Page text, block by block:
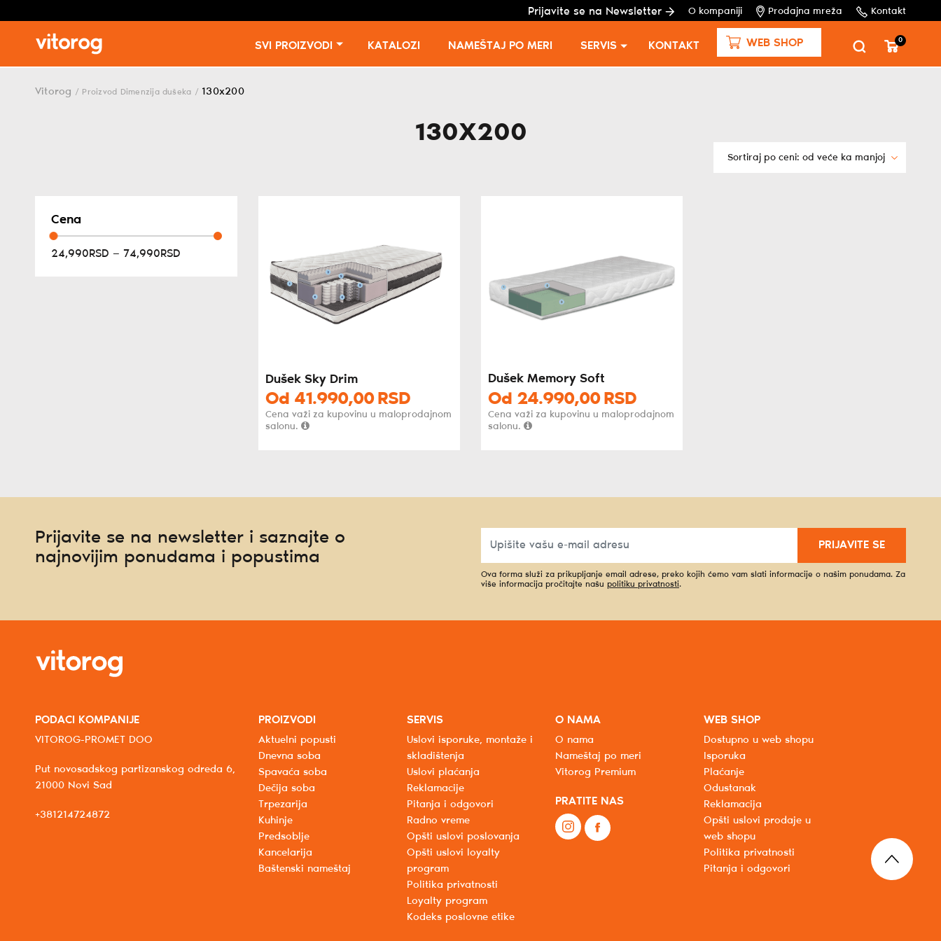
Prijavite se na Newsletter O kompaniji Prodajna mreža Kontakt
SVI PROIZVODI KATALOZI NAMEŠTAJ PO MERI SERVIS KONTAKT WEB SHOP 0
Vitorog / Proizvod Dimenzija dušeka / 130x200
130X200
Cena
24,990RSD — 74,990RSD
Dušek Sky Drim
Od 41.990,00 RSD
Cena važi za kupovinu u maloprodajnom
salonu.
Dušek Memory Soft
Od 24.990,00 RSD
Cena važi za kupovinu u maloprodajnom
salonu.
Prijavite se na newsletter i saznajte o
najnovijim ponudama i popustima
PRIJAVITE SE
Ova forma služi za prikupljanje email adrese, preko kojih ćemo vam slati informacije o našim ponudama. Za
više informacija pročitajte našu politiku privatnosti.
PODACI KOMPANIJE
VITOROG-PROMET DOO
Put novosadskog partizanskog odreda 6,
21000 Novi Sad
+381214724872
PROIZVODI
Aktuelni popusti
Dnevna soba
Spavaća soba
Dečija soba
Trpezarija
Kuhinje
Predsoblje
Kancelarija
Baštenski nameštaj
SERVIS
Uslovi isporuke, montaže i
skladištenja
Uslovi plaćanja
Reklamacije
Pitanja i odgovori
Radno vreme
Opšti uslovi poslovanja
Opšti uslovi loyalty
program
Politika privatnosti
Loyalty program
Kodeks poslovne etike
O NAMA
O nama
Nameštaj po meri
Vitorog Premium
PRATITE NAS
WEB SHOP
Dostupno u web shopu
Isporuka
Plaćanje
Odustanak
Reklamacija
Opšti uslovi prodaje u
web shopu
Politika privatnosti
Pitanja i odgovori